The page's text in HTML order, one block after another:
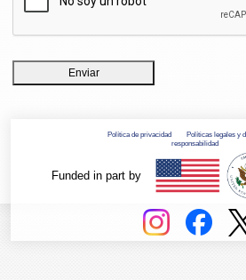
Enviar
Política de privacidad
Políticas legales y
responsabilidad
Funded in part by